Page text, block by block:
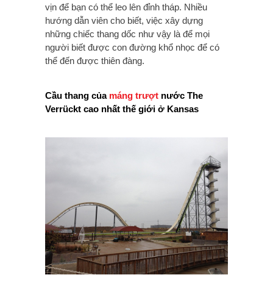
vịn để bạn có thể leo lên đỉnh tháp. Nhiều
hướng dẫn viên cho biết, việc xây dựng
những chiếc thang dốc như vậy là để mọi
người biết được con đường khổ nhọc để có
thể đến được thiên đàng.
Cầu thang của máng trượt nước The
Verrückt cao nhất thế giới ở Kansas